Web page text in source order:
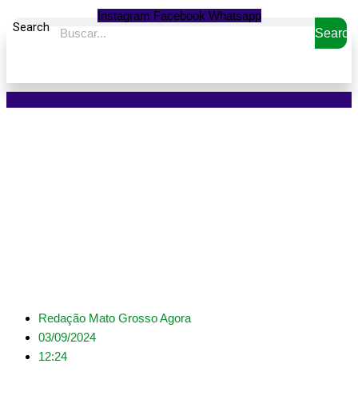
Instagram Facebook Whatsapp
Search Search
Redação Mato Grosso Agora
03/09/2024
12:24